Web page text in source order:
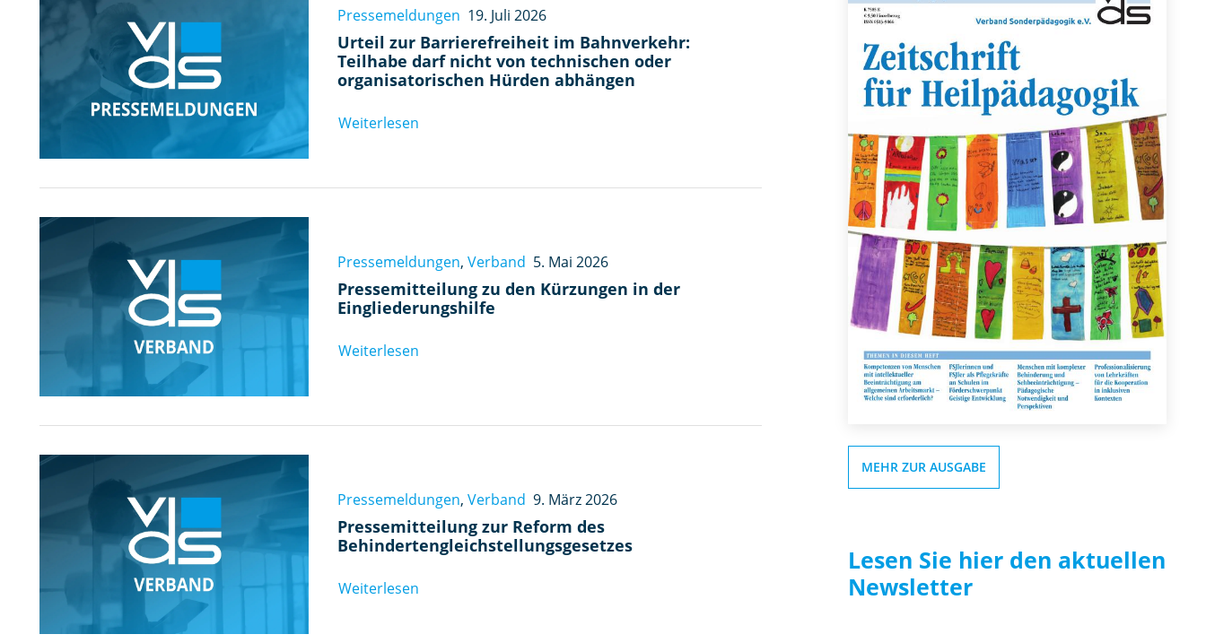
Pressemeldungen 19. Juli 2026
Urteil zur Barrierefreiheit im Bahnverkehr:
Teilhabe darf nicht von technischen oder
organisatorischen Hürden abhängen
Weiterlesen
Pressemeldungen, Verband 5. Mai 2026
Pressemitteilung zu den Kürzungen in der
Eingliederungshilfe
Weiterlesen
Pressemeldungen, Verband 9. März 2026
Pressemitteilung zur Reform des
Behindertengleichstellungsgesetzes
Weiterlesen
MEHR ZUR AUSGABE
Lesen Sie hier den aktuellen
Newsletter